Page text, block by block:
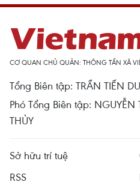
CƠ QUAN CHỦ QUẢN: THÔNG TẤN XÃ
Tổng Biên tập: TRẦN TIẾN
Phó Tổng Biên tập:
THỦY
Sở hữu trí tuệ
RSS